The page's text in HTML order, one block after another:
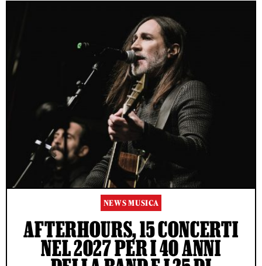
NEWS MUSICA
AFTERHOURS, 15 CONCERTI
NEL 2027 PER I 40 ANNI